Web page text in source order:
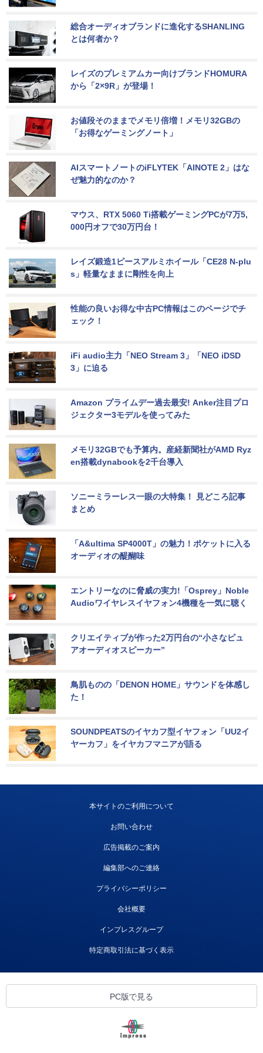
総合オーディオブランドに進化するSHANLING
とは何者か？
レイズのプレミアムカー向けブランドHOMURA
から「2×9R」が登場！
お値段そのままでメモリ倍増！メモリ32GBの
「お得なゲーミングノート」
AIスマートノートのiFLYTEK「AINOTE 2」はな
ぜ魅力的なのか？
マウス、RTX 5060 Ti搭載ゲーミングPCが7万5,
000円オフで30万円台！
レイズ鍛造1ピースアルミホイール「CE28 N-plu
s」軽量なままに剛性を向上
性能の良いお得な中古PC情報はこのページでチ
ェック！
iFi audio主力「NEO Stream 3」「NEO iDSD
3」に迫る
Amazon プライムデー過去最安! Anker注目プロ
ジェクター3モデルを使ってみた
メモリ32GBでも予算内。産経新聞社がAMD Ryz
en搭載dynabookを2千台導入
ソニーミラーレス一眼の大特集！ 見どころ記事
まとめ
「A&ultima SP4000T」の魅力！ポケットに入る
オーディオの醍醐味
エントリーなのに脅威の実力!「Osprey」Noble
Audioワイヤレスイヤフォン4機種を一気に聴く
クリエイティブが作った2万円台の“小さなピュ
アオーディオスピーカー”
鳥肌ものの「DENON HOME」サウンドを体感し
た！
SOUNDPEATSのイヤカフ型イヤフォン「UU2イ
ヤーカフ」をイヤカフマニアが語る
本サイトのご利用について
お問い合わせ
広告掲載のご案内
編集部へのご連絡
プライバシーポリシー
会社概要
インプレスグループ
特定商取引法に基づく表示
PC版で見る